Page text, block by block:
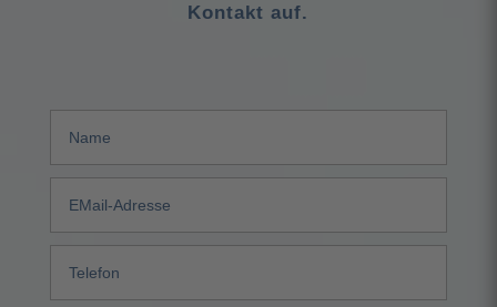
Kontakt auf.